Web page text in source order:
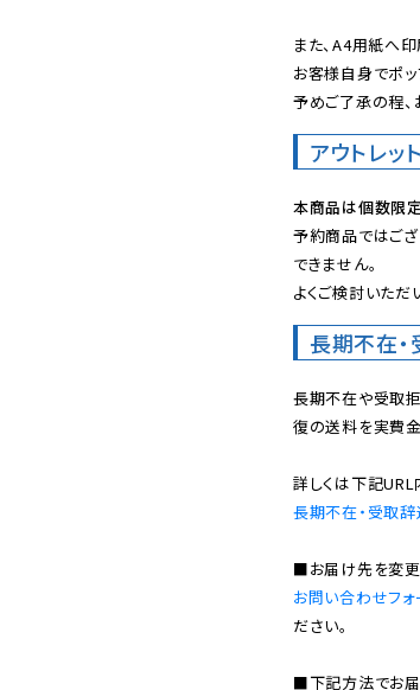
また、A4用紙へ
お客様自身でポッ
予めご了承の程、
アウトレッ
本商品は個数限定
予約商品ではご
できません。
よくご検討いただ
長期不在
長期不在や受取
復の送料を実費
長期不在・受取
お問い合わせフォ
ださい。
■下記方法でお届